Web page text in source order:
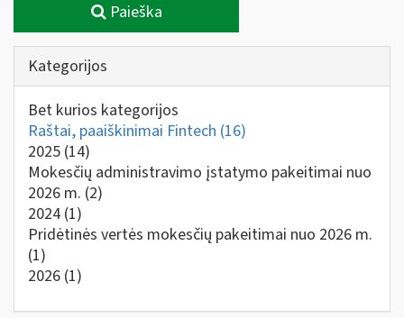
Paieška
Kategorijos
Bet kurios kategorijos
Raštai, paaiškinimai Fintech (16)
2025 (14)
Mokesčių administravimo įstatymo pakeitimai nuo
2026 m. (2)
2024 (1)
Pridėtinės vertės mokesčių pakeitimai nuo 2026 m.
(1)
2026 (1)